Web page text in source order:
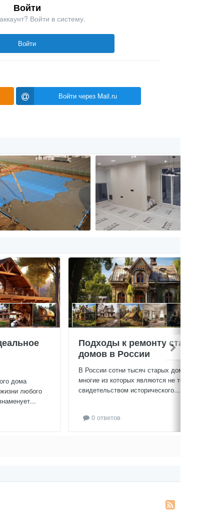
Войти
Войти в систему.
Войти
Войти через Mail.ru
дома
любого
Подходы к ремонту старых
домов в России
В России сотни тысяч старых домов,
многие из которых являются не только
свидетельством исторического...
0 ответов